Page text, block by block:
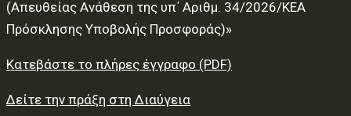
(Απευθείας Ανάθεση της υπ΄ Αριθμ. 34/2026/ΚΕΑ
Πρόσκλησης Υποβολής Προσφοράς)»
Κατεβάστε το πλήρες έγγραφο (PDF)
Δείτε την πράξη στη Διαύγεια